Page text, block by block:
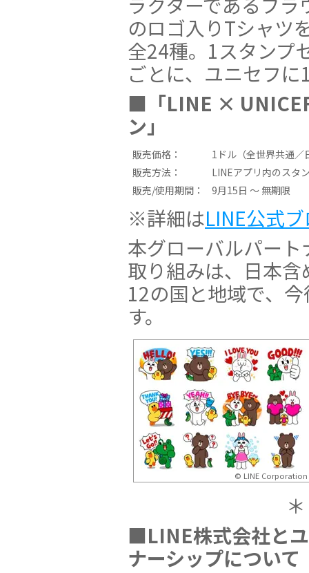
のロゴ入りTシャツ
全24種。1スタンプ
ごとに、ユニセフ
■「LINE ×
ン」
販売価格：
1ドル（全世界共通
販売方法：
LINEアプリ内のス
販売/使用期間：
9月15日 〜 無期限
※詳細はLINE公式
本グローバルパー
取り組みは、日本
12の国と地域で、
す。
© LINE Corporation
■LINE株式会社と
ナーシップについて